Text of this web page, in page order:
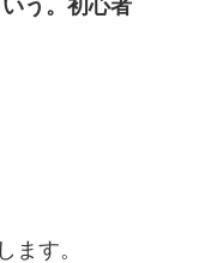
う。初心者
ます。